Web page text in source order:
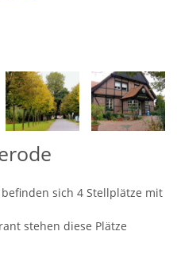
sich 4 Stellplätze mit
stehen diese Plätze